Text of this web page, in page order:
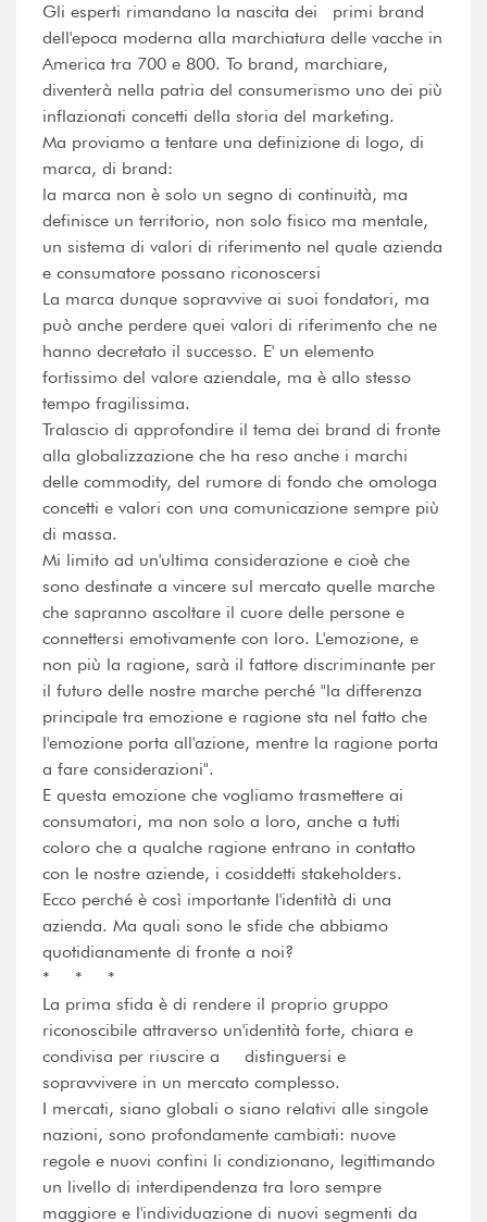
Gli esperti rimandano la nascita dei primi brand
dell'epoca moderna alla marchiatura delle vacche in
America tra 700 e 800. To brand, marchiare,
diventerà nella patria del consumerismo uno dei più
inflazionati concetti della storia del marketing.
Ma proviamo a tentare una definizione di logo, di
marca, di brand:
la marca non è solo un segno di continuità, ma
definisce un territorio, non solo fisico ma mentale,
un sistema di valori di riferimento nel quale azienda
e consumatore possano riconoscersi
La marca dunque sopravvive ai suoi fondatori, ma
può anche perdere quei valori di riferimento che ne
hanno decretato il successo. E' un elemento
fortissimo del valore aziendale, ma è allo stesso
tempo fragilissima.
Tralascio di approfondire il tema dei brand di fronte
alla globalizzazione che ha reso anche i marchi
delle commodity, del rumore di fondo che omologa
concetti e valori con una comunicazione sempre più
di massa.
Mi limito ad un'ultima considerazione e cioè che
sono destinate a vincere sul mercato quelle marche
che sapranno ascoltare il cuore delle persone e
connettersi emotivamente con loro. L'emozione, e
non più la ragione, sarà il fattore discriminante per
il futuro delle nostre marche perché "la differenza
principale tra emozione e ragione sta nel fatto che
l'emozione porta all'azione, mentre la ragione porta
a fare considerazioni".
E questa emozione che vogliamo trasmettere ai
consumatori, ma non solo a loro, anche a tutti
coloro che a qualche ragione entrano in contatto
con le nostre aziende, i cosiddetti stakeholders.
Ecco perché è così importante l'identità di una
azienda. Ma quali sono le sfide che abbiamo
quotidianamente di fronte a noi?
* * *
La prima sfida è di rendere il proprio gruppo
riconoscibile attraverso un'identità forte, chiara e
condivisa per riuscire a distinguersi e
sopravvivere in un mercato complesso.
I mercati, siano globali o siano relativi alle singole
nazioni, sono profondamente cambiati: nuove
regole e nuovi confini li condizionano, legittimando
un livello di interdipendenza tra loro sempre
maggiore e l'individuazione di nuovi segmenti da